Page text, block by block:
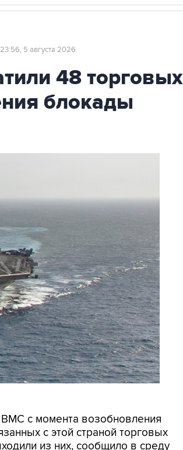
23:56, 5 августа 2026
48 торговых
блокады
ВМС с момента возобновления
с этой страной торговых
из них, сообщило в среду